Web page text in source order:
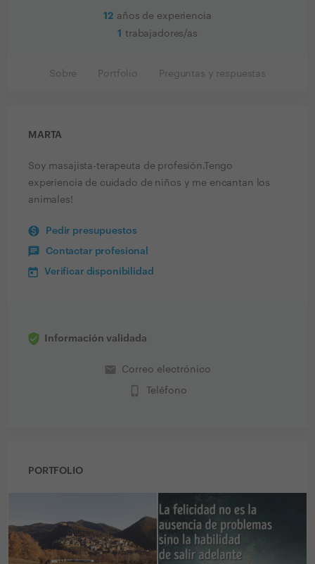
12 años de experiencia
1 trabajadores/as
Sobre Portfolio Preguntas y respuestas
MARTA
Soy masajista-terapeuta de profesión.Tengo
experiencia de cuidado de niños y me encantan los
animales!
Pedir presupuestos
Contactar profesional
Verificar disponibilidad
Información validada
email Correo electrónico
phone_iphone Teléfono
PORTFOLIO